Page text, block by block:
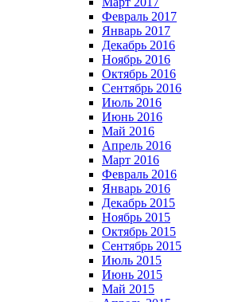
Февраль 2017
Январь 2017
Декабрь 2016
Ноябрь 2016
Октябрь 2016
Сентябрь 2016
Июль 2016
Июнь 2016
Май 2016
Апрель 2016
Март 2016
Февраль 2016
Январь 2016
Декабрь 2015
Ноябрь 2015
Октябрь 2015
Сентябрь 2015
Июль 2015
Июнь 2015
Май 2015